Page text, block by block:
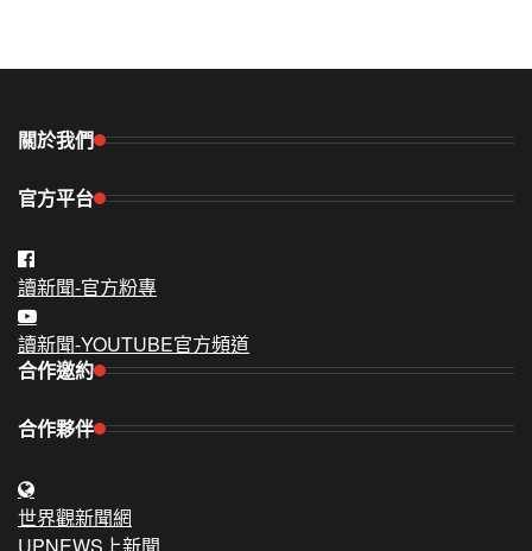
關於我們
官方平台
讀新聞-官方粉專
讀新聞-YOUTUBE官方頻道
合作邀約
合作夥伴
世界觀新聞網